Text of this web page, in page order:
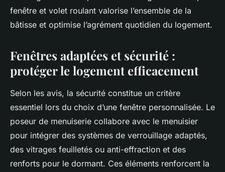
fenêtre et volet roulant valorise l’ensemble de la
bâtisse et optimise l’agrément quotidien du logement.
Fenêtres adaptées et sécurité :
protéger le logement efficacement
Selon les avis, la sécurité constitue un critère
essentiel lors du choix d’une fenêtre personnalisée. Le
poseur de menuiserie collabore avec le menuisier
pour intégrer des systèmes de verrouillage adaptés,
des vitrages feuilletés ou anti-effraction et des
renforts pour le dormant. Ces éléments renforcent la